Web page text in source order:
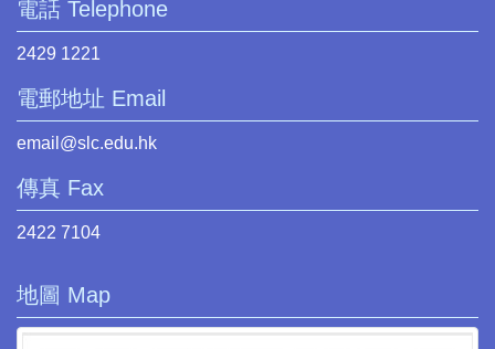
電話 Telephone
2429 1221
電郵地址 Email
email@slc.edu.hk
傳真 Fax
2422 7104
地圖 Map